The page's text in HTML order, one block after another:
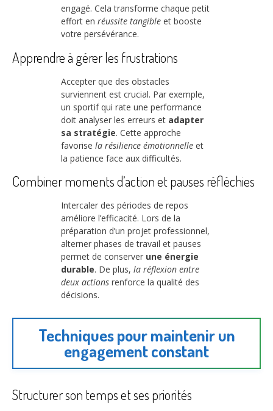
engagé. Cela transforme chaque petit
effort en réussite tangible et booste
votre persévérance.
Apprendre à gérer les frustrations
Accepter que des obstacles
surviennent est crucial. Par exemple,
un sportif qui rate une performance
doit analyser les erreurs et adapter
sa stratégie. Cette approche
favorise la résilience émotionnelle et
la patience face aux difficultés.
Combiner moments d’action et pauses réfléchies
Intercaler des périodes de repos
améliore l’efficacité. Lors de la
préparation d’un projet professionnel,
alterner phases de travail et pauses
permet de conserver une énergie
durable. De plus, la réflexion entre
deux actions renforce la qualité des
décisions.
Techniques pour maintenir un
engagement constant
Structurer son temps et ses priorités